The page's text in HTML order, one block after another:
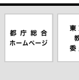
ムページ（別
ウインドウが
員会
ンド